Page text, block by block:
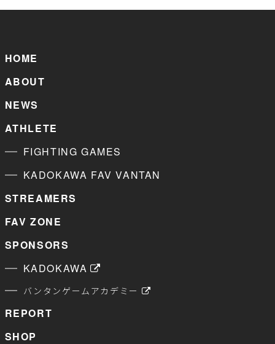
HOME
ABOUT
NEWS
ATHLETE
FIGHTING GAMES
KADOKAWA FAV VANTAN
STREAMERS
FAV ZONE
SPONSORS
KADOKAWA
バンタンゲームアカデミー
REPORT
SHOP